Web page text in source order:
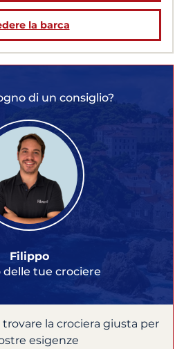
la barca
di un consiglio?
Filippo
delle tue crociere
trovare la crociera giusta per
esigenze